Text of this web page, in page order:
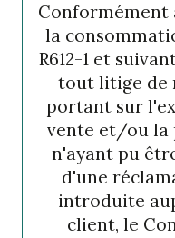
Conformément
la
R612-1 et
tout litige de
portant sur
vente et/ou la
n'ayant pu
d'une
introduite
client, le